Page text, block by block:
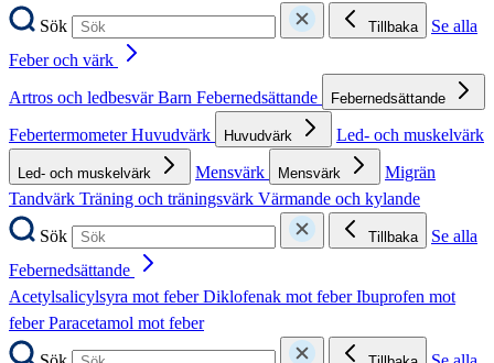
Sök
Tillbaka
Se alla
Feber och värk
Artros och ledbesvärBarn Febernedsättande Febernedsättande
FebertermometerHuvudvärk Huvudvärk Led- och muskelvärk
Led- och muskelvärk Mensvärk Mensvärk
Migrän
Tandvärk Träning och träningsvärk Värmande och kylande
Sök
Tillbaka
Se alla
Febernedsättande
Acetylsalicylsyra mot feberDiklofenak mot feberIbuprofen mot
feberParacetamol mot feber